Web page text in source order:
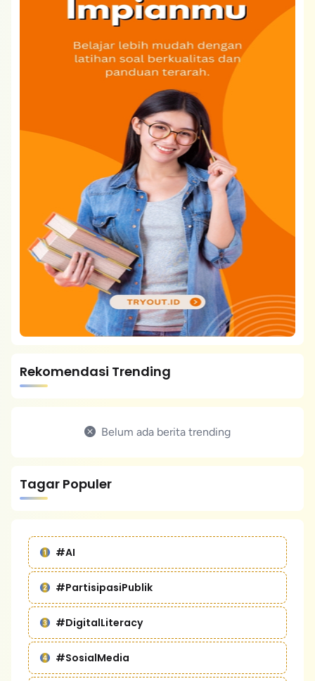
Rekomendasi Trending
Belum ada berita trending
Tagar Populer
#AI
#PartisipasiPublik
#DigitalLiteracy
#SosialMedia